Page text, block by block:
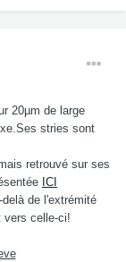
20µm de large
stries sont
retrouvé sur ses
ICI
de l'extrémité
vers celle-ci!